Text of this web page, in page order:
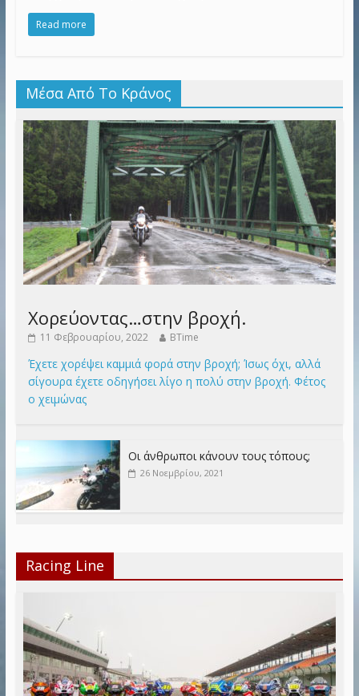
Read more
Μέσα Από Το Κράνος
Χορεύοντας…στην βροχή.
11 Φεβρουαρίου, 2022 BTime
Έχετε χορέψει καμμιά φορά στην βροχή; Ίσως όχι, αλλά
σίγουρα έχετε οδηγήσει λίγο η πολύ στην βροχή. Φέτος
ο χειμώνας
Οι άνθρωποι κάνουν τους τόπους;
26 Νοεμβρίου, 2021
Racing Line